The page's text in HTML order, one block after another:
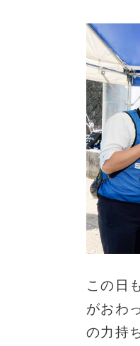
この日
がおわ
の力持